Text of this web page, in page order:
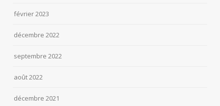
février 2023
décembre 2022
septembre 2022
août 2022
décembre 2021